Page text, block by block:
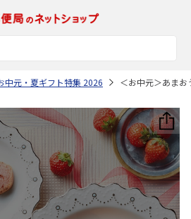
中元・夏ギフト特集 2026 ＜お中元＞あま